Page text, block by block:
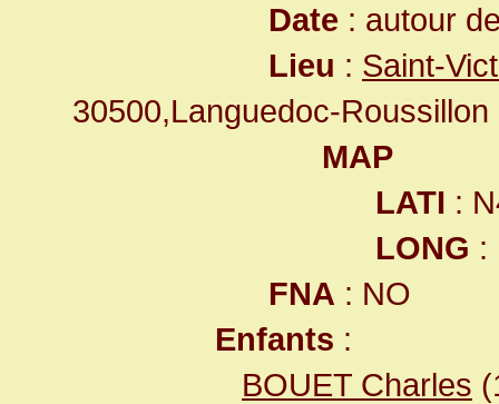
Date : autour
Lieu : Saint-
30500,Languedoc-Roussillon
MAP
LATI :
LONG :
FNA : NO
Enfants :
BOUET Charles